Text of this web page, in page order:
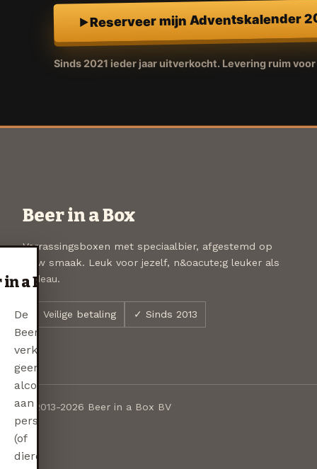
Reserveer mijn Adventskalender
Sinds 2021 ieder jaar uitverkocht. Levering ruim
Beer in a Box
Verrassingsboxen met speciaalbier, afgestemd op
jouw smaak. Leuk voor jezelf, n&oacute;g leuker als
cadeau.
✓ Veilige betaling ✓ Sinds 2013
© 2013-2026 Beer in a Box BV
in a Box
De
Beer
verkoopt
geen
alcohol
aan
personen
(of
dieren)